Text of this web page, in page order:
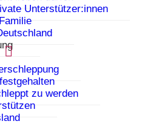
Unterstützer:innen
zu werden
setzen wir uns so bald wie
von 72 Stunden, mit dir
gemeinsam nach einem
deine Infos!